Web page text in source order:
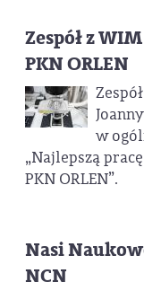
Zespół z
PKN ORLEN
w
„Najlepszą
PKN ORLEN”.
Nasi
NCN